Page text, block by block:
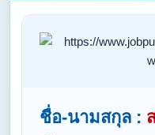
ชื่อ-นามสกุล :